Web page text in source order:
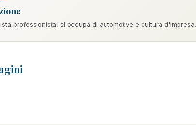
professionista, si occupa di automotive e cultura d'impresa.